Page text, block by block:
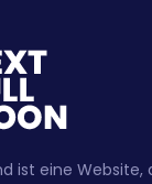
ist eine